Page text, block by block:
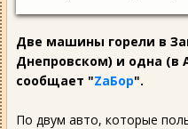
Две машины горели в
Днепровском) и одна (в
сообщает "ZаБор".
По двум авто, которые